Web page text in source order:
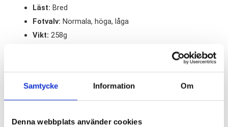
Samtycke Information Om
Denna webbplats använder cookies
Läst: Bred
Fotvalv: Normala, höga, låga
Vikt: 258g
Butiker:Stockholm Hornstull, Stockholm Odengatan,
Stockholm Storgatan, Östersund